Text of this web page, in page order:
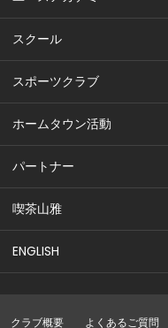
スクール
スポーツクラブ
ホームタウン活動
パートナー
喫茶山雅
ENGLISH
クラブ概要 よくあるご質問